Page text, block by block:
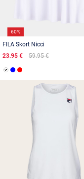
60%
FILA Skort Nicci
23.95 €
59.95 €